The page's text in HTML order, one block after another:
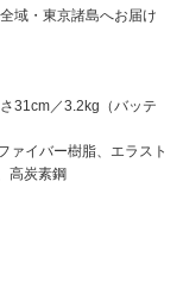
域・東京諸島へお届け
31cm／3.2kg（バッテ
ァイバー樹脂、エラスト
高炭素鋼